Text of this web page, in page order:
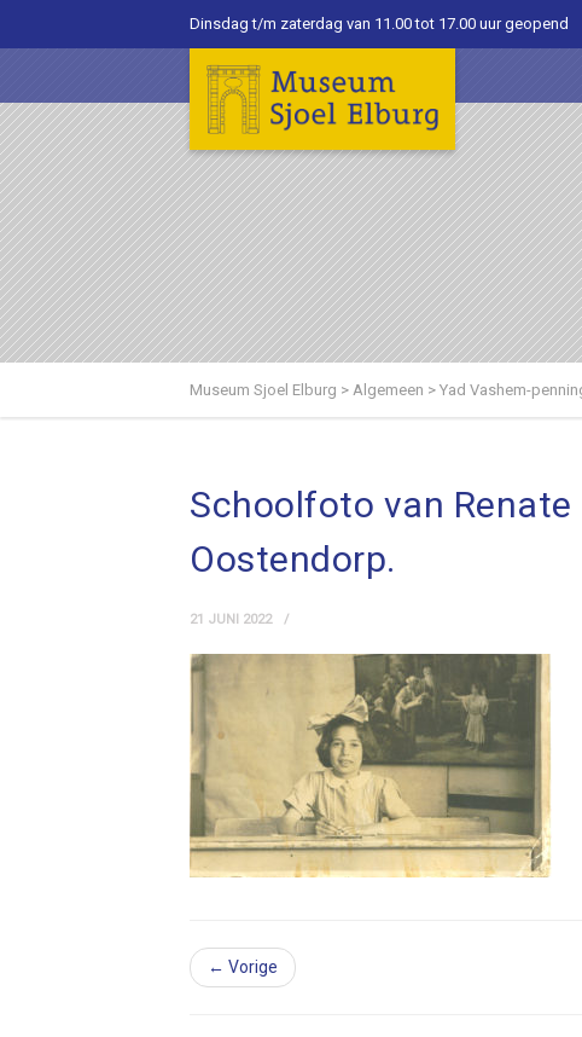
Dinsdag t/m zaterdag van 11.00 tot 17.00 uur geopend
Museum Sjoel Elburg > Algemeen > Yad Vashem-
Schoolfoto van
Oostendorp.
21 JUNI 2022
← Vorige